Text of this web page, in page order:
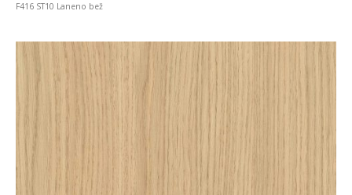
F416 ST10 Laneno bež